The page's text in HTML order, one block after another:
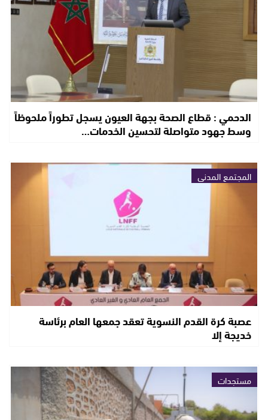
الدحمي : قطاع الصحة بجهة العيون يسجل تطوراً ملحوظاً
وسط جهود متواصلة لتحسين الخدمات…
المجتمع المدني
عصبة كرة القدم النسوية تعقد جمعها العام برئاسة
خديجة إلا
مستجدات